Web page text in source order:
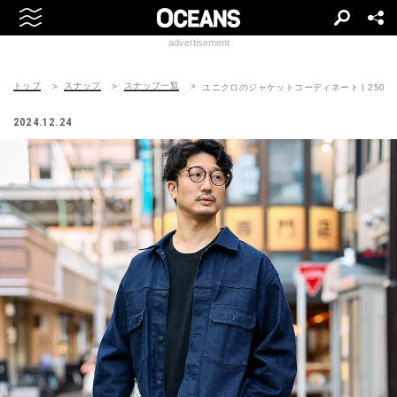
advertisement
トップ スナップ スナップ一覧 ユニクロのジャケットコーディネート |
2024.12.24